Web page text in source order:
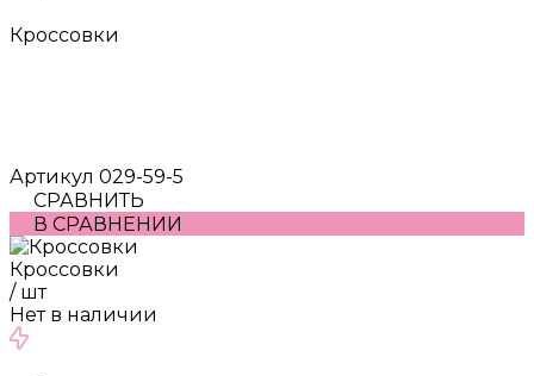
Кроссовки
Артикул 029-59-5
СРАВНИТЬ
В СРАВНЕНИИ
Кроссовки
/ шт
Нет в наличии